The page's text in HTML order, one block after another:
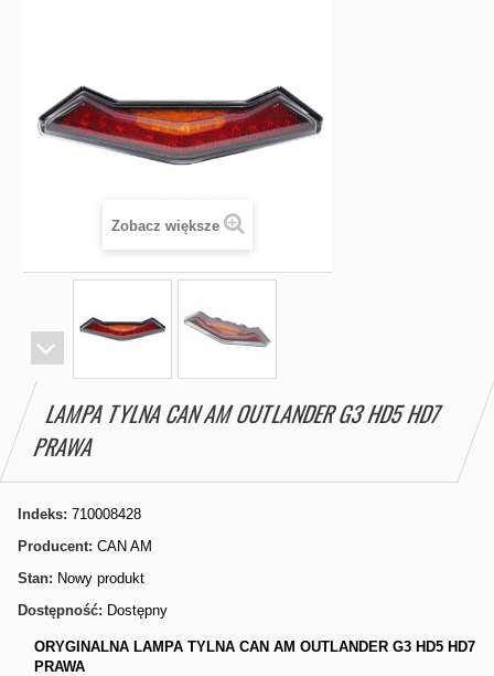
Zobacz większe
LAMPA TYLNA CAN AM OUTLANDER G3 HD5 HD7
PRAWA
Indeks: 710008428
Producent: CAN AM
Stan: Nowy produkt
Dostępność: Dostępny
ORYGINALNA LAMPA TYLNA CAN AM OUTLANDER G3 HD5 HD7
PRAWA